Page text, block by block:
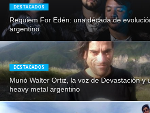
DESTACADOS
Requiem For Edén: una década de
argentino
DESTACADOS
Murió Walter Ortiz, la voz de Devastación y
heavy metal argentino